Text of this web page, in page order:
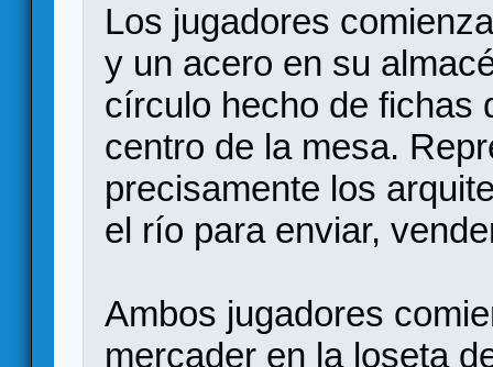
Los jugadores
y un acero en su
círculo hecho de fichas
centro de la mesa.
precisamente los
el río para enviar,
Ambos jugadores
mercader en la loseta